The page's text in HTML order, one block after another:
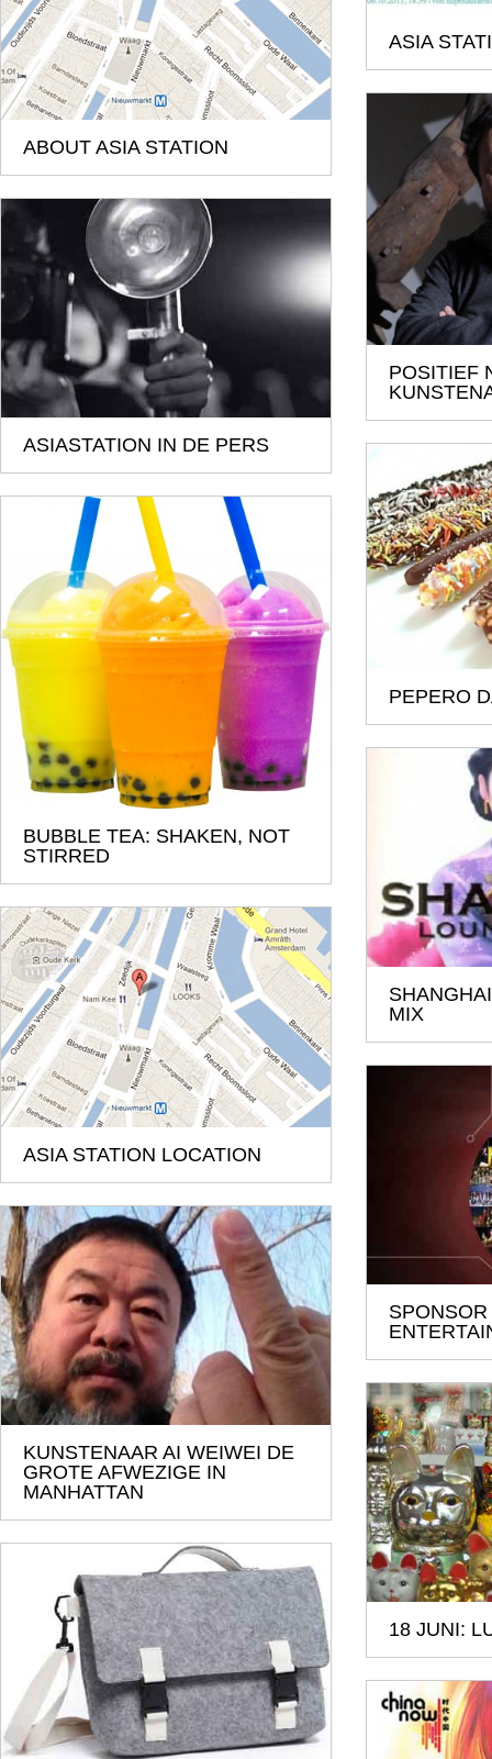
ASIA
ABOUT ASIA STATION
POSITIEF
ASIASTATION IN DE PERS
PEPERO
BUBBLE TEA: SHAKEN, NOT
STIRRED
MIX
ASIA STATION LOCATION
KUNSTENAAR AI WEIWEI DE
GROTE AFWEZIGE IN
MANHATTAN
18 JUNI: